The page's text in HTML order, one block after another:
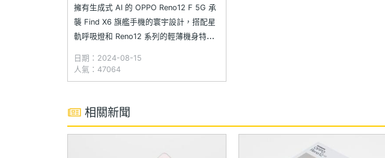
擁有生成式 AI 的 OPPO Reno12 F 5G 承
襲 Find X6 旗艦手機的寰宇設計，搭配星
軌呼吸燈和 Reno12 系列的輕薄機身特
科天璣 6300 處理，擁有 5,000 萬像素主
鏡頭，以及支援 45W 快充的 5,000mAh
日期：2024-08-15
人氣：47064
相關新聞